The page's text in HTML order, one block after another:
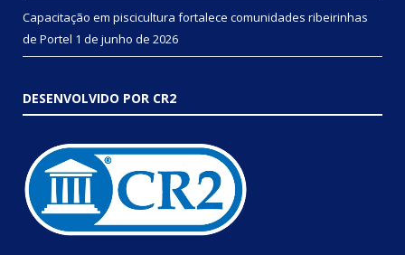
Capacitação em piscicultura fortalece comunidades ribeirinhas
de Portel 1 de junho de 2026
DESENVOLVIDO POR CR2